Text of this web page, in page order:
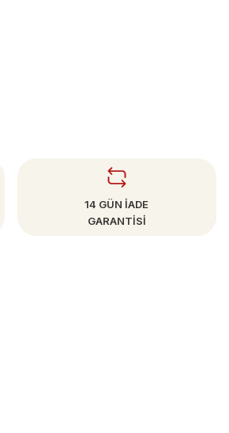
14 GÜN İADE
GARANTİSİ